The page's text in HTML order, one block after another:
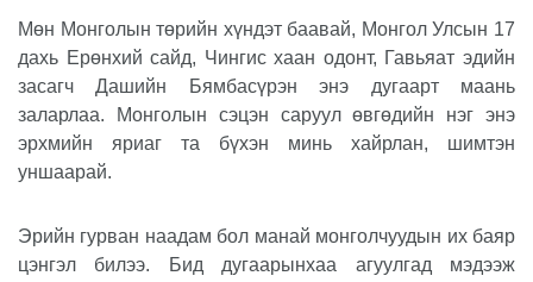
Мөн Монголын төрийн хүндэт баавай, Монгол Улсын 17
дахь Ерөнхий сайд, Чингис хаан одонт, Гавьяат эдийн
засагч Дашийн Бямбасүрэн энэ дугаарт маань
заларлаа. Монголын сэцэн саруул өвгөдийн нэг энэ
эрхмийн яриаг та бүхэн минь хайрлан, шимтэн
уншаарай.
Эрийн гурван наадам бол манай монголчуудын их баяр
цэнгэл билээ. Бид дугаарынхаа агуулгад мэдээж